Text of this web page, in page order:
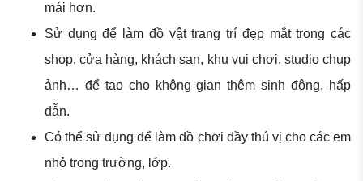
mái hơn.
Sử dụng để làm đồ vật trang trí đẹp mắt trong các
shop, cửa hàng, khách sạn, khu vui chơi, studio chụp
ảnh… để tạo cho không gian thêm sinh động, hấp
dẫn.
Có thể sử dụng để làm đồ chơi đầy thú vị cho các em
nhỏ trong trường, lớp.